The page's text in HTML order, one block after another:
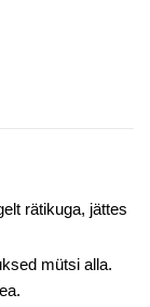
rätikuga, jättes
mütsi alla.